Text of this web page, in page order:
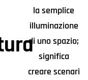
la semplice
illuminazione
di uno spazio;
significa
creare scenari